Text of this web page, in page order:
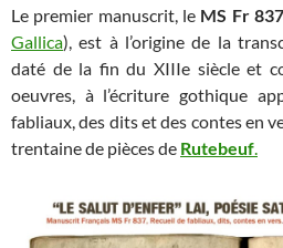
Le premier manuscrit, le MS Fr 837
Gallica), est à l’origine de la
daté de la fin du XIIIe siècle et
oeuvres, à l’écriture gothique
fabliaux, des dits et des contes en
trentaine de pièces de Rutebeuf.